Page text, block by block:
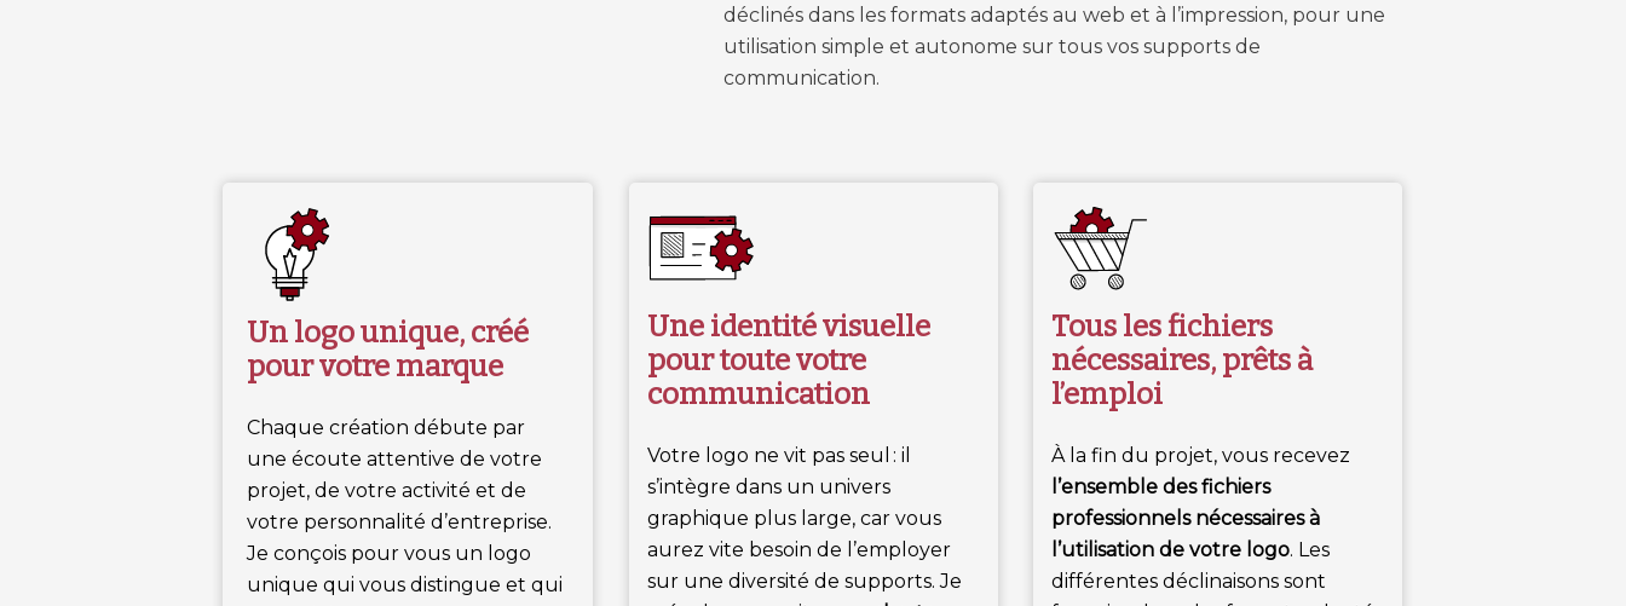
déclinés dans les formats adaptés au web et à l’impression, pour une
utilisation simple et autonome sur tous vos supports de
communication.
Un logo unique, créé
pour votre marque
Chaque création débute par
une écoute attentive de votre
projet, de votre activité et de
votre personnalité d’entreprise.
Je conçois pour vous un logo
unique qui vous distingue et qui
Une identité visuelle
pour toute votre
communication
Votre logo ne vit pas seul : il
s’intègre dans un univers
graphique plus large, car vous
aurez vite besoin de l’employer
sur une diversité de supports. Je
Tous les fichiers
nécessaires, prêts à
l’emploi
À la fin du projet, vous recevez
l’ensemble des fichiers
professionnels nécessaires à
l’utilisation de votre logo. Les
différentes déclinaisons sont